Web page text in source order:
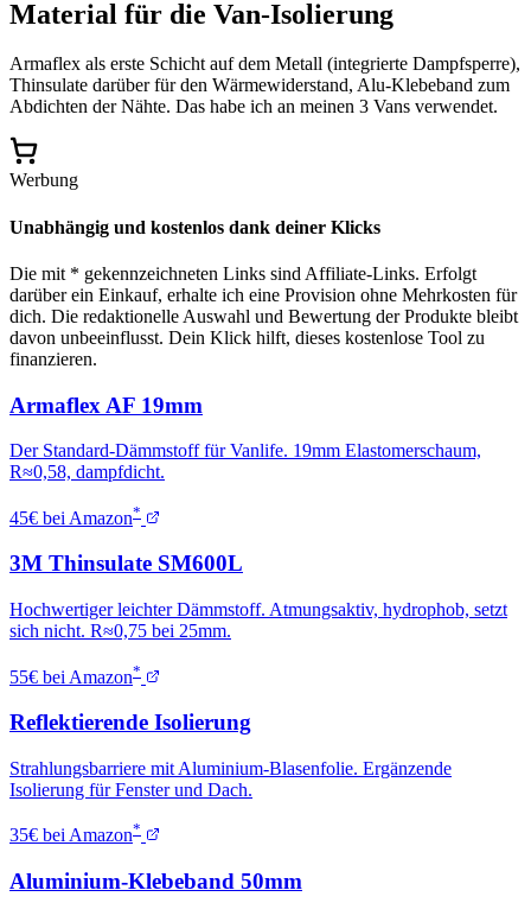
Material für die Van-Isolierung
Armaflex als erste Schicht auf dem Metall (integrierte Dampfsperre),
Thinsulate darüber für den Wärmewiderstand, Alu-Klebeband zum
Abdichten der Nähte. Das habe ich an meinen 3 Vans verwendet.
Werbung
Unabhängig und kostenlos dank deiner Klicks
Die mit * gekennzeichneten Links sind Affiliate-Links. Erfolgt
darüber ein Einkauf, erhalte ich eine Provision ohne Mehrkosten für
dich. Die redaktionelle Auswahl und Bewertung der Produkte bleibt
davon unbeeinflusst. Dein Klick hilft, dieses kostenlose Tool zu
finanzieren.
Armaflex AF 19mm
Der Standard-Dämmstoff für Vanlife. 19mm Elastomerschaum,
R≈0,58, dampfdicht.
45€ bei Amazon*
3M Thinsulate SM600L
Hochwertiger leichter Dämmstoff. Atmungsaktiv, hydrophob, setzt
sich nicht. R≈0,75 bei 25mm.
55€ bei Amazon*
Reflektierende Isolierung
Strahlungsbarriere mit Aluminium-Blasenfolie. Ergänzende
Isolierung für Fenster und Dach.
35€ bei Amazon*
Aluminium-Klebeband 50mm